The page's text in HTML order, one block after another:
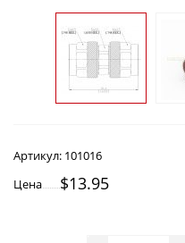
Артикул: 101016
Цена
$13.95